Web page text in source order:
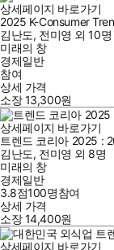
상세페이지 바로가기
2025 K-Consumer
김난도, 전미영 외10명
미래의 창
경제일반
참여
상세 가격
소장13,300원
상세페이지 바로가기
트렌드 코리아 2025 :
김난도, 전미영 외 8명
미래의 창
경제일반
3.8점100명참여
상세 가격
소장14,400원
상세페이지 바로가기